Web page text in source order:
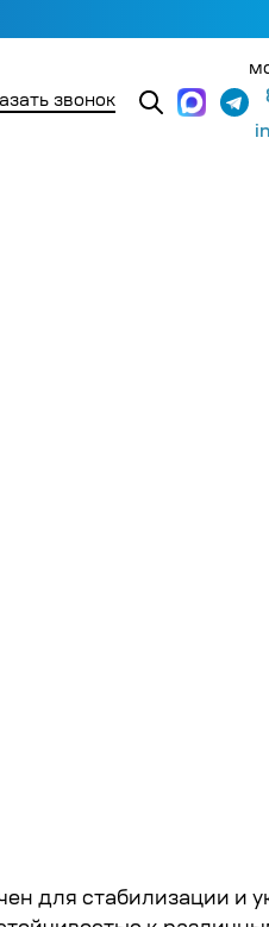
звонок
для стабилизации и